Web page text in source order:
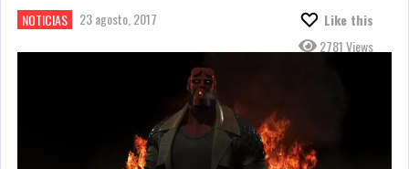
NOTICIAS 23 agosto, 2017
Like this
2781 Views